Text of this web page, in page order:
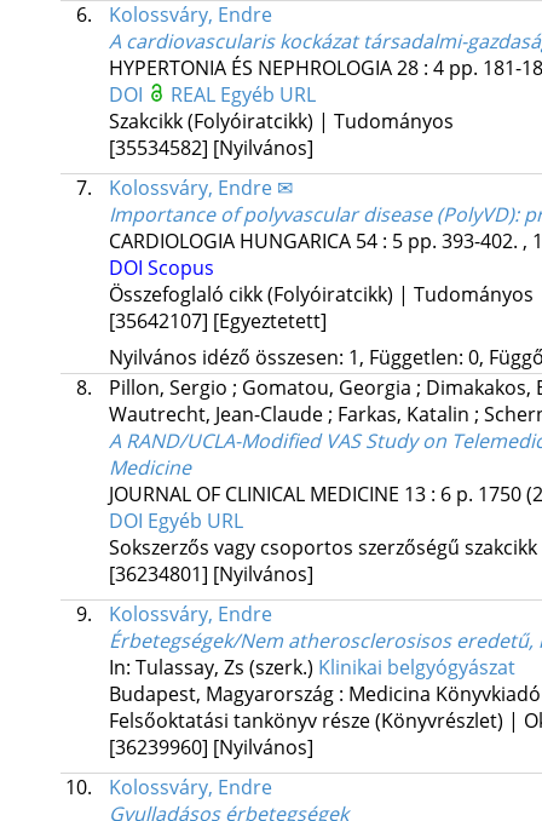
6.
Kolossváry, Endre
A cardiovascularis kockázat társadalmi-
HYPERTONIA ÉS NEPHROLOGIA28: 4 pp. 181-
DOI
REAL Egyéb URL
Szakcikk (Folyóiratcikk) | Tudományos
[35534582] [Nyilvános]
7.
Kolossváry, Endre ✉
Importance of polyvascular disease (PolyVD):
CARDIOLOGIA HUNGARICA 54: 5 pp. 393-402. ,
DOI Scopus
Összefoglaló cikk (Folyóiratcikk) | Tudományos
[35642107] [Egyeztetett]
Nyilvános idéző összesen: 1, Független: 0,
8.
Pillon, Sergio ; Gomatou, Georgia ; Dimakakos,
Wautrecht, Jean-Claude; Farkas, Katalin ;
A RAND/UCLA-Modified VAS Study on
Medicine
JOURNAL OF CLINICAL MEDICINE 13: 6 p. 1750
DOI Egyéb URL
Sokszerzős vagy csoportos szerzőségű
[36234801] [Nyilvános]
9.
Kolossváry, Endre
Érbetegségek/Nem atherosclerosisos
In: Tulassay, Zs (szerk.) Klinikai belgyógyászat
Budapest, Magyarország : Medicina Könyvkiadó
Felsőoktatási tankönyv része (Könyvrészlet) |
[36239960] [Nyilvános]
10.
Kolossváry, Endre
Gyulladásos érbetegségek